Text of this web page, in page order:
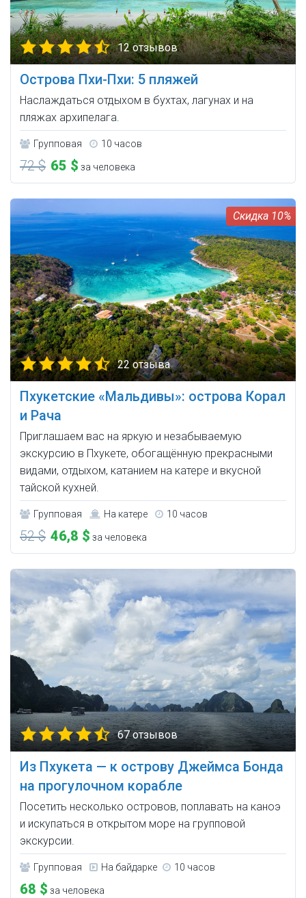
12 отзывов
Острова Пхи-Пхи: 5 пляжей
Наслаждаться отдыхом в бухтах, лагунах и на
пляжах архипелага.
Групповая 10 часов
72 $ 65 $ за человека
10%
22 отзыва
Пхукетские «Мальдивы»: острова Корал
и Рача
Приглашаем вас на яркую и незабываемую
экскурсию в Пхукете, обогащённую прекрасными
видами, отдыхом, катанием на катере и вкусной
тайской кухней.
Групповая На катере 10 часов
52 $ 46,8 $ за человека
67 отзывов
Из Пхукета — к острову Джеймса Бонда
на прогулочном корабле
Посетить несколько островов, поплавать на каноэ
и искупаться в открытом море на групповой
экскурсии.
Групповая На байдарке 10 часов
68 $ за человека